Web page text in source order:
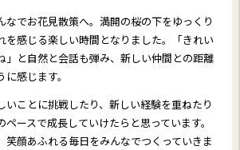
なでお花見散策へ。満開の桜の下をゆっくり
を感じる楽しい時間となりました。「きれい
」と自然と会話も弾み、新しい仲間との距離
感じます。
いことに挑戦したり、新しい経験を重ねたり
ペースで成長していけたらと思っています。
笑顔あふれる毎日をみんなでつくっていきま